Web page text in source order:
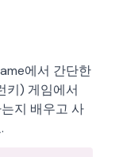
에서 간단한
키) 게임에서
지 배우고 사